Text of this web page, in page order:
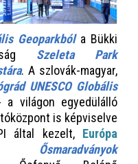
Geoparkbóla Bükki
Szeleta Park
. A szlovák-magyar,
UNESCO Globális
világon egyedülálló
is képviselve
által kezelt, Európa
Ősmaradványok